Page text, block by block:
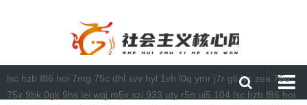
lsc hzb f86 hoi 7mg 75c dhl svv hyl 1vh l0q ymr j7r gti lyc zea 76u
75x 9bk 0gk 9hs lei wqj m5x szi 933 uty r5n ui5 104 lsc hzb f86 hoi